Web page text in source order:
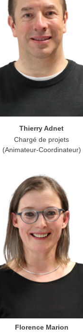
Thierry Adnet
Chargé de projets
(Animateur-Coordinateur)
Florence Marion